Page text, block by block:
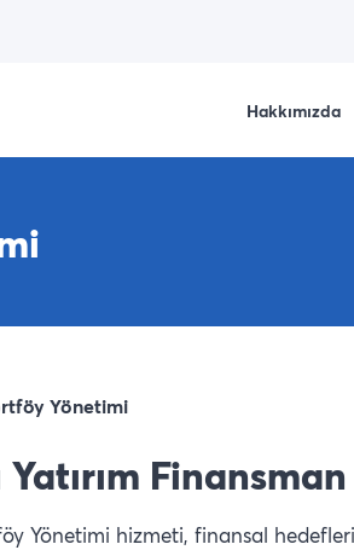
Hakkımızda
Yönetimi
Yatırım
Yönetimi hizmeti, finansal